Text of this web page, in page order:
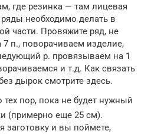
где резинка — там лицевая
необходимо делать в
части. Провяжите ряд, не
7 п., поворачиваем изделие,
р. провязываем на 1
и т.д. Как связать
дырок смотрите здесь.
пор, пока не будет нужный
(примерно еще 25 см).
заготовку и вы поймете,